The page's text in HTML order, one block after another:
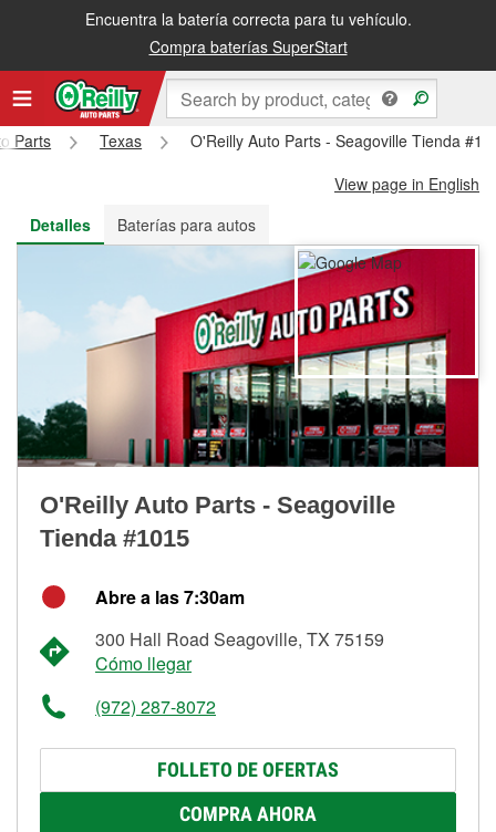
Encuentra la batería correcta para tu vehículo.
Compra baterías SuperStart
Recibe tu orden gratis al día siguiente o recógela en la tienda
Parts Texas
O'Reilly Auto Parts - Seagoville Tienda
View page in English
Detalles
Baterías para autos
O'Reilly Auto Parts - Seagoville
Tienda #1015
Abre a las 7:30am
300 Hall Road Seagoville, TX 75159
Cómo llegar
(972) 287-8072
FOLLETO DE OFERTAS
COMPRA AHORA